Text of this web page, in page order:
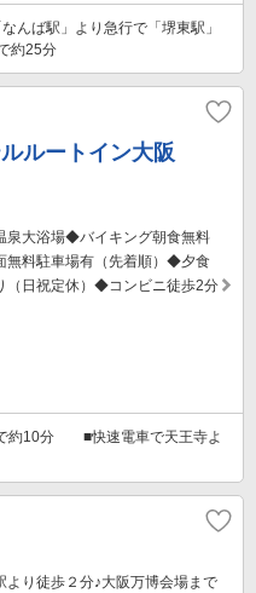
んば駅」より急行で「堺東駅」
約25分
ルートイン大阪
泉大浴場◆バイキング朝食無料
料駐車場有（先着順）◆夕食
（日祝定休）◆コンビニ徒歩2分
約10分 ■快速電車で天王寺よ
より徒歩２分♪大阪万博会場まで